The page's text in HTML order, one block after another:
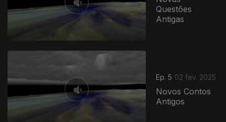
Questões
Antigas
Ep. 5 02 fev. 2025
Novos Contos
Antigos